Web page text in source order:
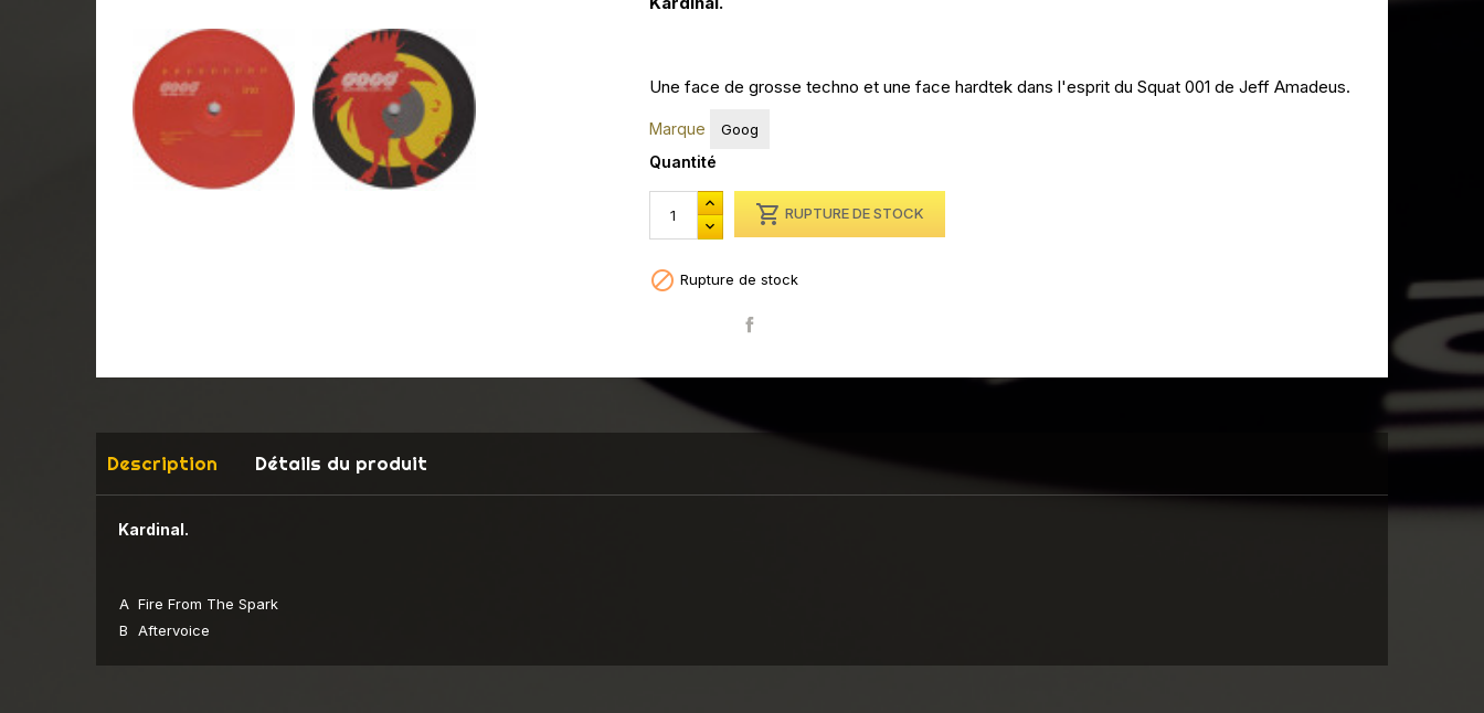
Une face de grosse techno et une face hardtek dans l'esprit du Squat 001 de Jeff Amadeus.
Marque Goog
Quantité
 RUPTURE DE STOCK
 Rupture de stock
Description Détails du produit
Kardinal.
A Fire From The Spark
B
Aftervoice